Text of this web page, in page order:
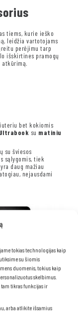
tokias technologijas kaip
su šiomis
duomenis, tokius kaip
skelbimus.
tikras funkcijas ir
arba atlikite išsamius
tiems, kurie ieško
leidžia vartotojams
perėjimu tarp
išskirtines pramogų
atkūrimą.
bet kokiomis
Ultrabook su matiniu
su šviesos
sąlygomis, tiek
daug mažiau
nejausdami